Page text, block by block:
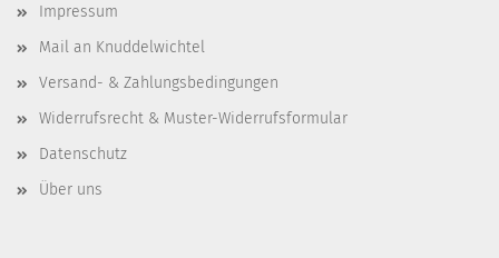
Impressum
Mail an Knuddelwichtel
Versand- & Zahlungsbedingungen
Widerrufsrecht & Muster-Widerrufsformular
Datenschutz
Über uns